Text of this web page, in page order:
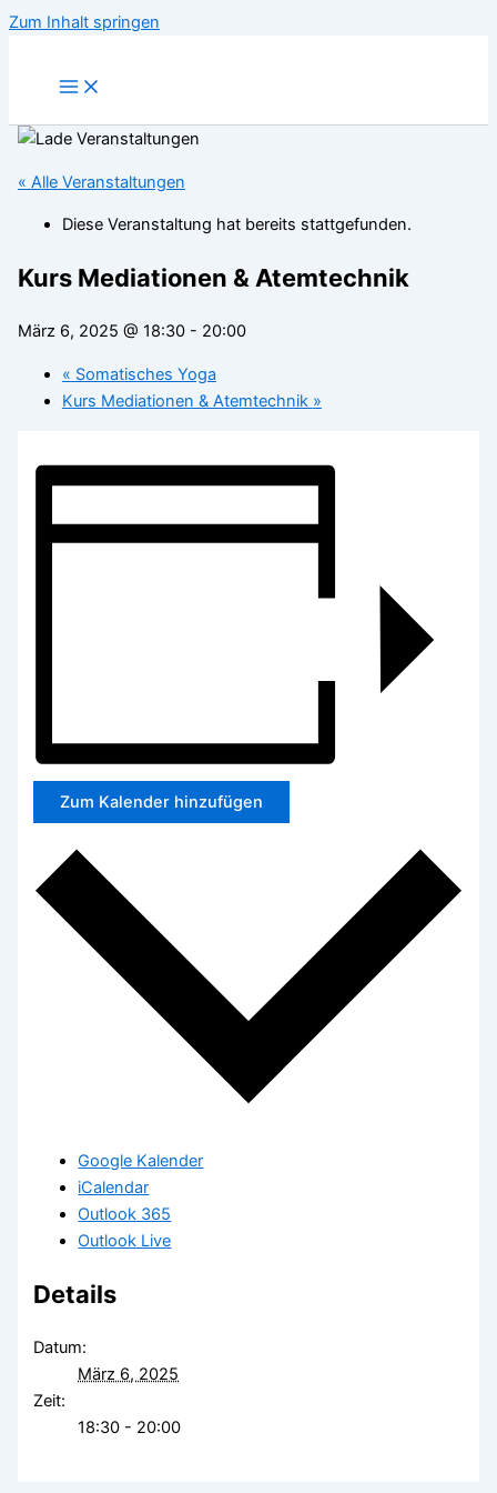
Zum Inhalt springen
« Alle Veranstaltungen
Diese Veranstaltung hat bereits stattgefunden.
Kurs Mediationen & Atemtechnik
März 6, 2025 @ 18:30- 20:00
« Somatisches Yoga
Kurs Mediationen & Atemtechnik »
Zum Kalender hinzufügen
Google Kalender
iCalendar
Outlook 365
Outlook Live
Details
Datum:
März 6, 2025
Zeit:
18:30 - 20:00